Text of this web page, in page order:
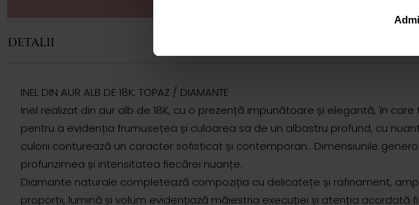
DETALII
INEL DIN AUR ALB DE 18K: TOPAZ / DIAMANTE
Inel realizat din aur alb de 18K, cu o prezență impunătoare și elegantă, în
pentru a evidenția frumusețea și culoarea sa de un albastru profund, cu
culorii conturează un caracter sofisticat și contemporan.. Dimensiunile
profunzimea și intensitatea fiecărei nuanțe.
Diamante naturale completează compoziția cu delicatețe și rafinament,
proporții, lumină și volum evidențiază măiestria execuției și atenția acordată